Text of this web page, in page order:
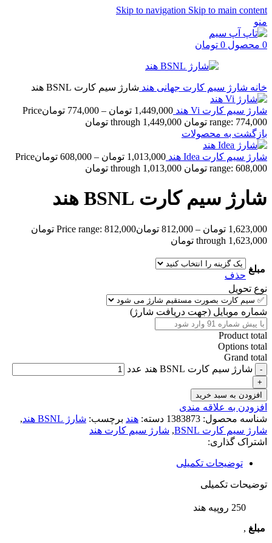
Skip to navigation Skip to main content
منو
0 محصول 0 تومان
خانه شارژ سیم کارت جهانی هند شارژ سیم کارت BSNL هند
شارژ سیم کارت Vi هند 1,449,000 تومان –
774,000 تومانPrice
range: 774,000 تومان through 1,449,000 تومان
بازگشت به محصولات
شارژ سیم کارت Idea هند 1,013,000 تومان –
608,000 تومانPrice
range: 608,000 تومان through 1,013,000 تومان
شارژ سیم کارت BSNL هند
1,623,000 تومان –
812,000 تومان
Price range: 812,000 تومان
through 1,623,000 تومان
مبلغ
حذف
نوع تحویل
شماره موبایل (جهت دریافت شارژ)
Product total
Options total
Grand total
شارژ سیم کارت BSNL هند عدد
افزودن به سبد خرید
افزودن به علاقه مندی
شناسه محصول: 1383873 دسته: هند برچسب: شارژ BSNL هند
,
شارژ سیم کارت BSNL
, شارژ سیم کارت هند
اشتراک گذاری:
توضیحات تکمیلی
توضیحات تکمیلی
مبلغ
250 روپیه هند
,